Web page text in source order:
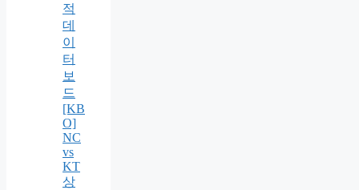
적
데
이
터
보
드
[KB
O]
NC
vs
KT
상